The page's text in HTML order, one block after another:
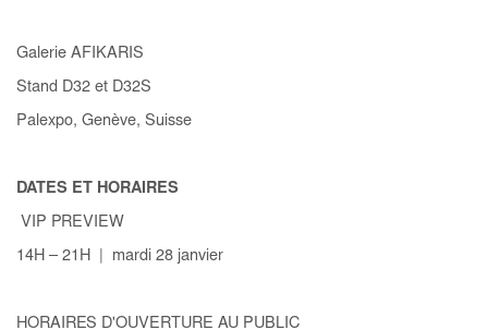
Galerie AFIKARIS
Stand D32 et D32S
Palexpo, Genève, Suisse
DATES ET HORAIRES
VIP PREVIEW
14H – 21H | mardi 28 janvier
HORAIRES D'OUVERTURE AU PUBLIC